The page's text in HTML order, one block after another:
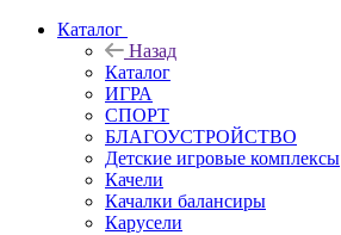
Каталог
Назад
Каталог
ИГРА
СПОРТ
БЛАГОУСТРОЙСТВО
Детские игровые комплексы
Качели
Качалки балансиры
Карусели